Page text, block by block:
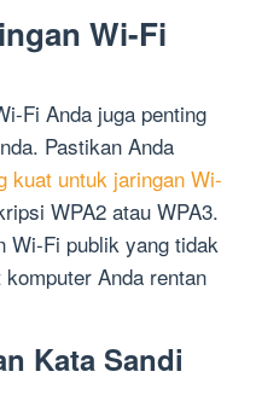
Wi-Fi
Fi Anda juga penting
Pastikan Anda
kuat untuk jaringan Wi-
WPA2 atau WPA3.
Wi-Fi publik yang tidak
Anda rentan
Kata Sandi